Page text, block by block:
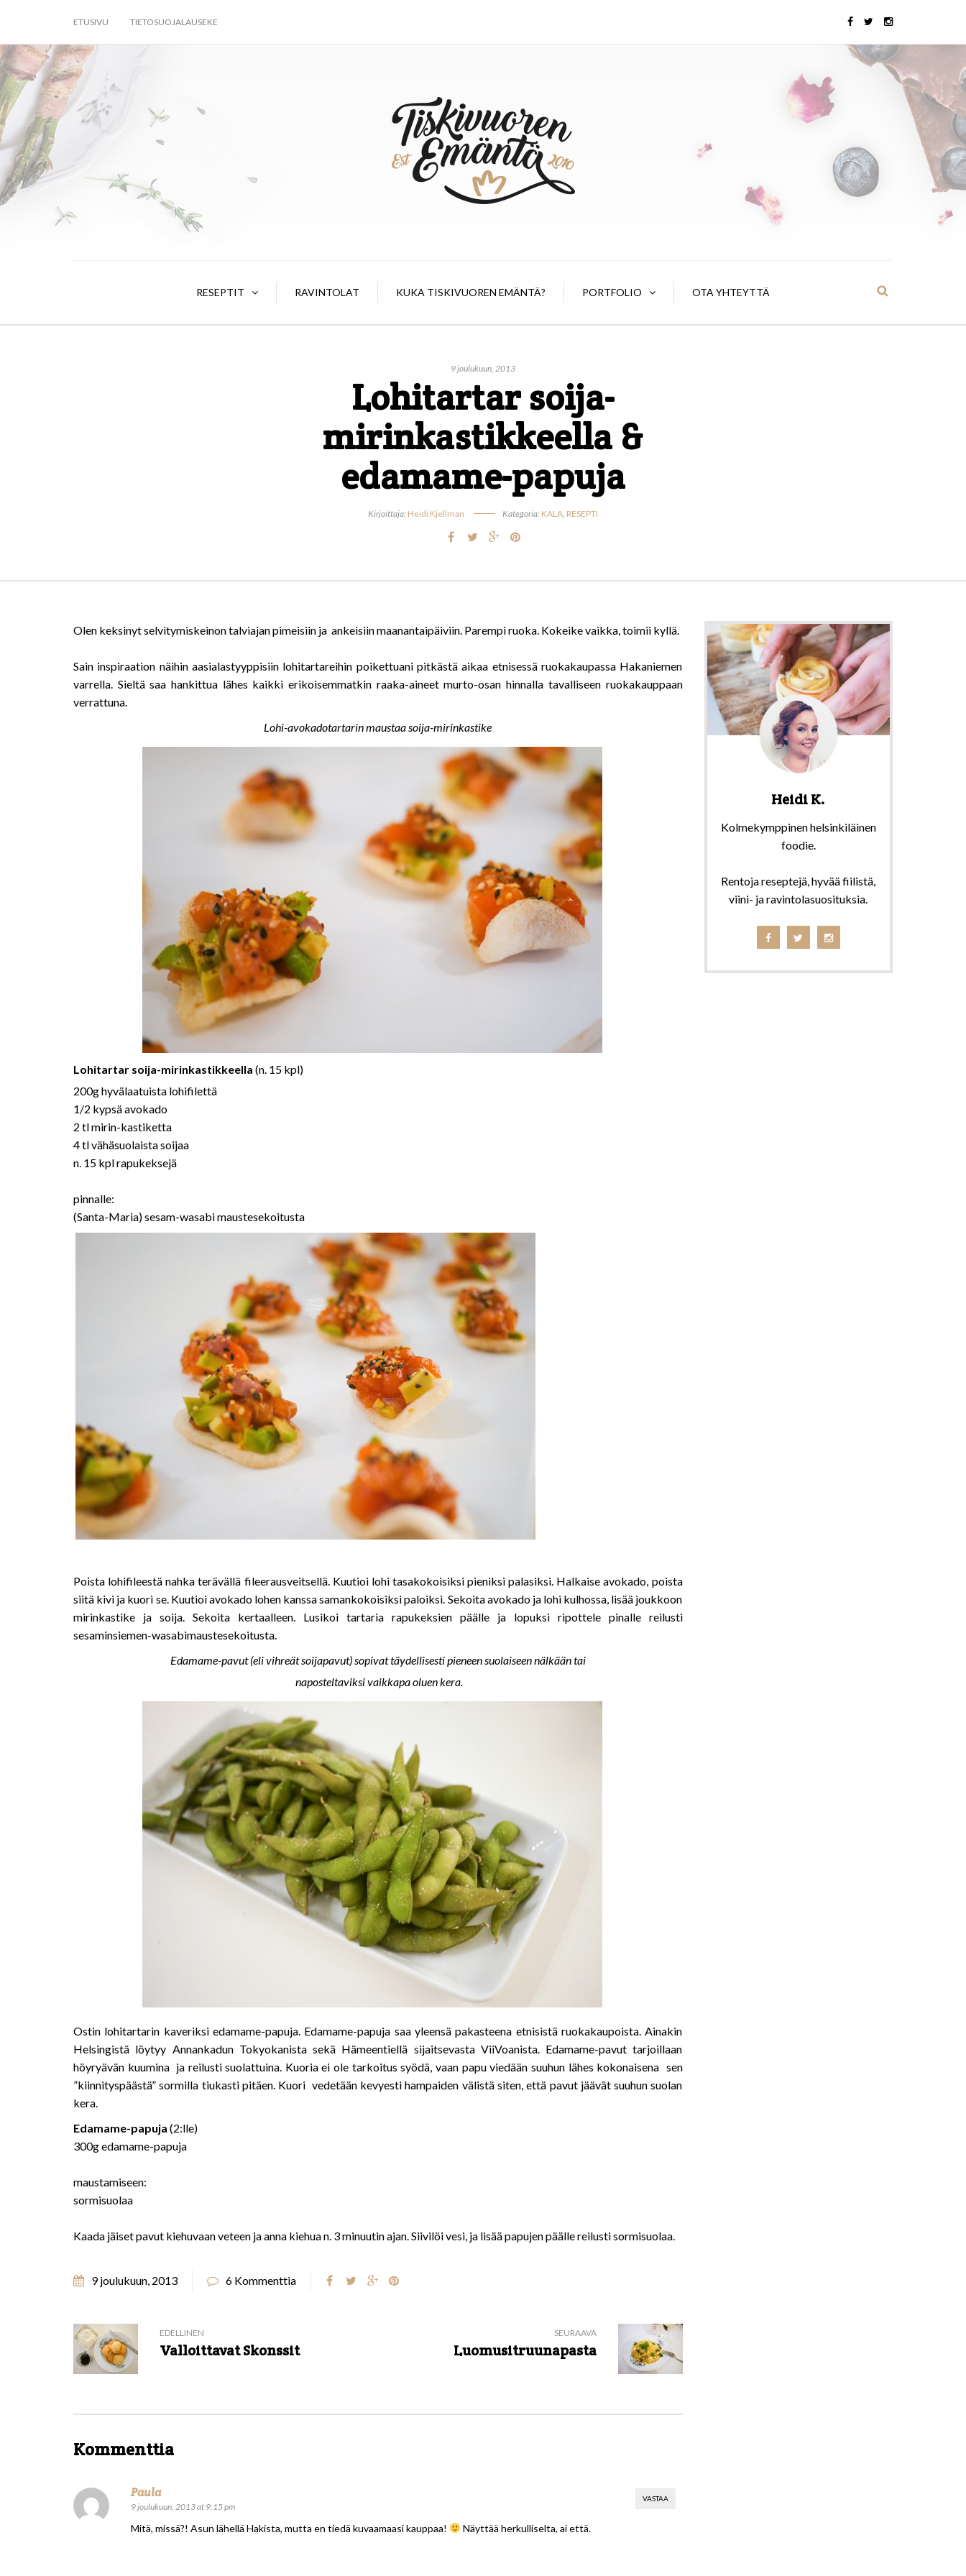
ETUSIVU TIETOSUOJALAUSEKE
RESEPTIT RAVINTOLAT KUKA TISKIVUOREN EMÄNTÄ? PORTFOLIO OTA YHTEYTTÄ
9 joulukuun, 2013
Lohitartar soija-
mirinkastikkeella &
edamame-papuja
Kirjoittaja: Heidi Kjellman Kategoria: KALA, RESEPTI
Olen keksinyt selvitymiskeinon talviajan pimeisiin ja ankeisiin maanantaipäiviin. Parempi ruoka. Kokeike vaikka, toimii kyllä.
Sain inspiraation näihin aasialastyyppisiin lohitartareihin poikettuani pitkästä aikaa etnisessä ruokakaupassa Hakaniemen
varrella. Sieltä saa hankittua lähes kaikki erikoisemmatkin raaka-aineet murto-osan hinnalla tavalliseen ruokakauppaan
verrattuna.
Lohi-avokadotartarin maustaa soija-mirinkastike
Lohitartar soija-mirinkastikkeella (n. 15 kpl)
200g hyvälaatuista lohifilettä
1/2 kypsä avokado
2 tl mirin-kastiketta
4 tl vähäsuolaista soijaa
n. 15 kpl rapukeksejä
pinnalle:
(Santa-Maria) sesam-wasabi maustesekoitusta
Poista lohifileestä nahka terävällä fileerausveitsellä. Kuutioi lohi tasakokoisiksi pieniksi palasiksi. Halkaise avokado, poista
siitä kivi ja kuori se. Kuutioi avokado lohen kanssa samankokoisiksi paloiksi. Sekoita avokado ja lohi kulhossa, lisää joukkoon
mirinkastike ja soija. Sekoita kertaalleen. Lusikoi tartaria rapukeksien päälle ja lopuksi ripottele pinalle reilusti
sesaminsiemen-wasabimaustesekoitusta.
Edamame-pavut (eli vihreät soijapavut) sopivat täydellisesti pieneen suolaiseen nälkään tai
naposteltaviksi vaikkapa oluen kera.
Ostin lohitartarin kaveriksi edamame-papuja. Edamame-papuja saa yleensä pakasteena etnisistä ruokakaupoista. Ainakin
Helsingistä löytyy Annankadun Tokyokanista sekä Hämeentiellä sijaitsevasta ViiVoanista. Edamame-pavut tarjoillaan
höyryävän kuumina ja reilusti suolattuina. Kuoria ei ole tarkoitus syödä, vaan papu viedään suuhun lähes kokonaisena sen
”kiinnityspäästä” sormilla tiukasti pitäen. Kuori vedetään kevyesti hampaiden välistä siten, että pavut jäävät suuhun suolan
kera.
Edamame-papuja (2:lle)
300g edamame-papuja
maustamiseen:
sormisuolaa
Kaada jäiset pavut kiehuvaan veteen ja anna kiehua n. 3 minuutin ajan. Siivilöi vesi, ja lisää papujen päälle reilusti sormisuolaa.
9 joulukuun, 2013 6 Kommenttia
EDELLINEN
Valloittavat Skonssit
SEURAAVA
Luomusitruunapasta
Kommenttia
VASTAA
Paula
9 joulukuun, 2013 at 9:15 pm
Mitä, missä?! Asun lähellä Hakista, mutta en tiedä kuvaamaasi kauppaa! Näyttää herkulliselta, ai että.
Heidi K.
Kolmekymppinen helsinkiläinen
foodie.
Rentoja reseptejä, hyvää fiilistä,
viini- ja ravintolasuosituksia.